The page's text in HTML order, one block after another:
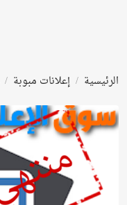
الرئيسية إعلانات مبوبة